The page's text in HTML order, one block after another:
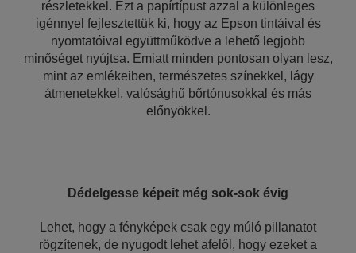
részletekkel. Ezt a papírtípust azzal a különleges
igénnyel fejlesztettük ki, hogy az Epson tintáival és
nyomtatóival együttműködve a lehető legjobb
minőséget nyújtsa. Emiatt minden pontosan olyan lesz,
mint az emlékeiben, természetes színekkel, lágy
átmenetekkel, valósághű bőrtónusokkal és más
előnyökkel.
Dédelgesse képeit még sok-sok évig
Lehet, hogy a fényképek csak egy múló pillanatot
rögzítenek, de nyugodt lehet afelől, hogy ezeket a